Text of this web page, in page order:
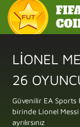
LIONEL
26
Güvenilir EA Sports
birinde Lionel Messi
ayrılırsınız